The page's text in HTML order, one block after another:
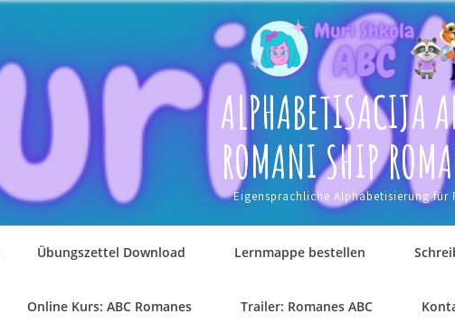
ALPHABETISACIJA
ROMANI SHIP
Eigensprachliche Alphabetisierung für
Übungszettel Download Lernmappe bestellen
Online Kurs: ABC Romanes Trailer: Romanes ABC